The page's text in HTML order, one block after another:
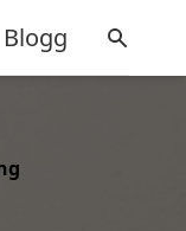
Blogg